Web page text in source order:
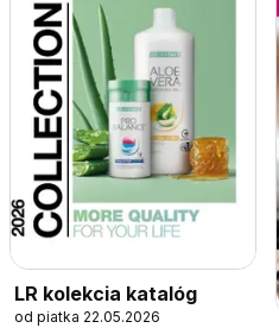
LR kolekcia katalóg
od piatka 22.05.2026